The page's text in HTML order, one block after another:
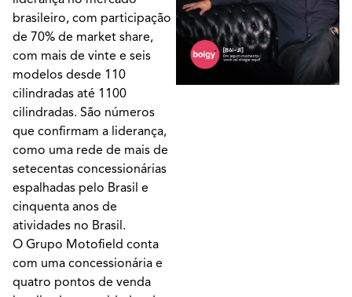
brasileiro, com participação
de 70% de market share,
com mais de vinte e seis
modelos desde 110
cilindradas até 1100
cilindradas. São números
que confirmam a liderança,
como uma rede de mais de
setecentas concessionárias
espalhadas pelo Brasil e
cinquenta anos de
atividades no Brasil.
O Grupo Motofield conta
com uma concessionária e
quatro pontos de venda